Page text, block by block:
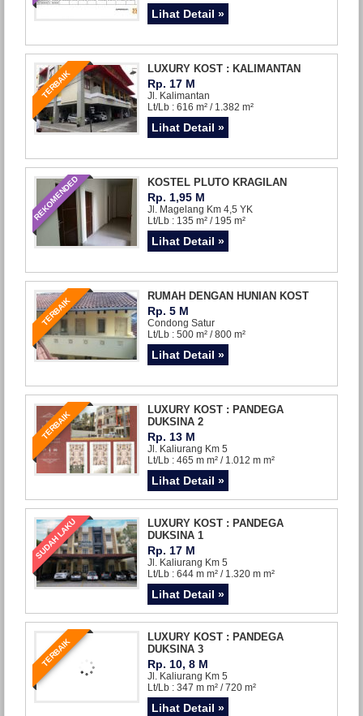
Lihat Detail »
TERBAIK LUXURY KOST : KALIMANTAN
Rp. 17 M
Jl. Kalimantan
Lt/Lb : 616 m² / 1.382 m²
Lihat Detail »
REKOMENDED KOSTEL PLUTO KRAGILAN
Rp. 1,95 M
Jl. Magelang Km 4,5 YK
Lt/Lb : 135 m² / 195 m²
Lihat Detail »
TERBAIK RUMAH DENGAN HUNIAN KOST
Rp. 5 M
Condong Satur
Lt/Lb : 500 m² / 800 m²
Lihat Detail »
TERBAIK
LUXURY KOST : PANDEGA
DUKSINA 2
Rp. 13 M
Jl. Kaliurang Km 5
Lt/Lb : 465 m m² / 1.012 m m²
Lihat Detail »
SUDAH LAKU
LUXURY KOST : PANDEGA
DUKSINA 1
Rp. 17 M
Jl. Kaliurang Km 5
Lt/Lb : 644 m m² / 1.320 m m²
Lihat Detail »
TERBAIK
LUXURY KOST : PANDEGA
DUKSINA 3
Rp. 10, 8 M
Jl. Kaliurang Km 5
Lt/Lb : 347 m m² / 720 m²
Lihat Detail »